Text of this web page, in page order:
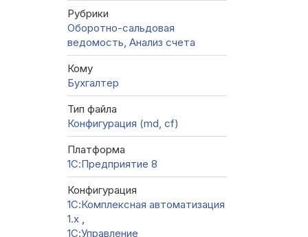
Рубрики
Оборотно-сальдовая
ведомость, Анализ счета
Кому
Бухгалтер
Тип файла
Конфигурация (md, cf)
Платформа
1С:Предприятие 8
Конфигурация
1С:Комплексная автоматизация
1.х ,
1С:Управление